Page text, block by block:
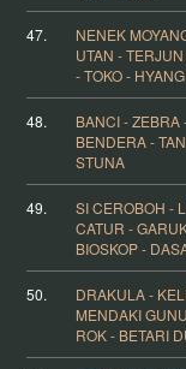
47.
NENEK
UTAN -
- TOKO -
48.
BANCI - ZEBRA
BENDERA -
STUNA
49.
SI CEROBOH -
CATUR -
BIOSKOP -
50.
DRAKULA -
MENDAKI
ROK - BETARI